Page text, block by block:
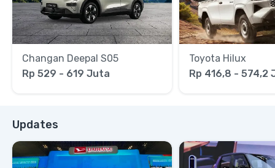
Changan Deepal S05
Rp 529 - 619 Juta
Toyota Hilux
Rp 416,8 - 574,2
Updates